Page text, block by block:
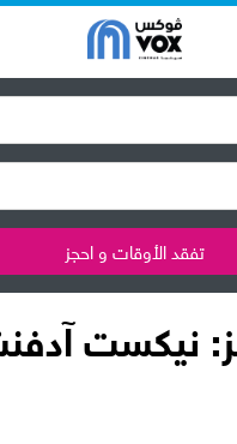
تفقد الأوقات و احجز
نيكست